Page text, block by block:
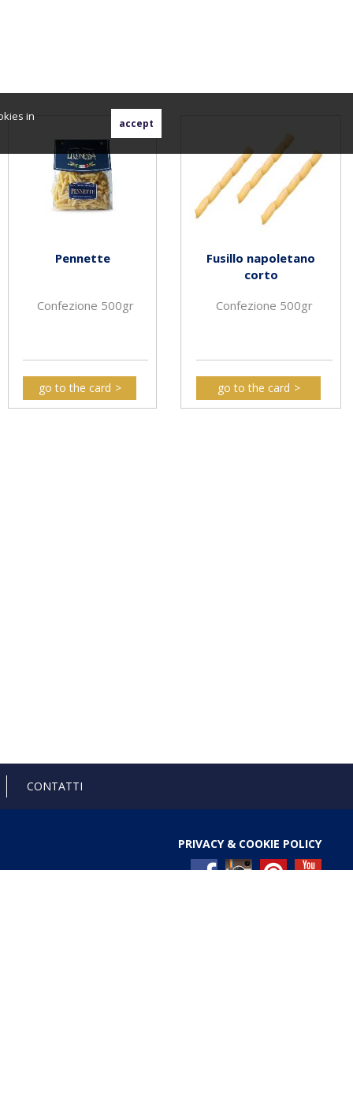
in
Pennette
Confezione 500gr
go to the card
Fusillo napoletano
corto
Confezione 500gr
go to the card
CONTATTI
PRIVACY & COOKIE POLICY